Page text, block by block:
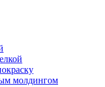
молдингом